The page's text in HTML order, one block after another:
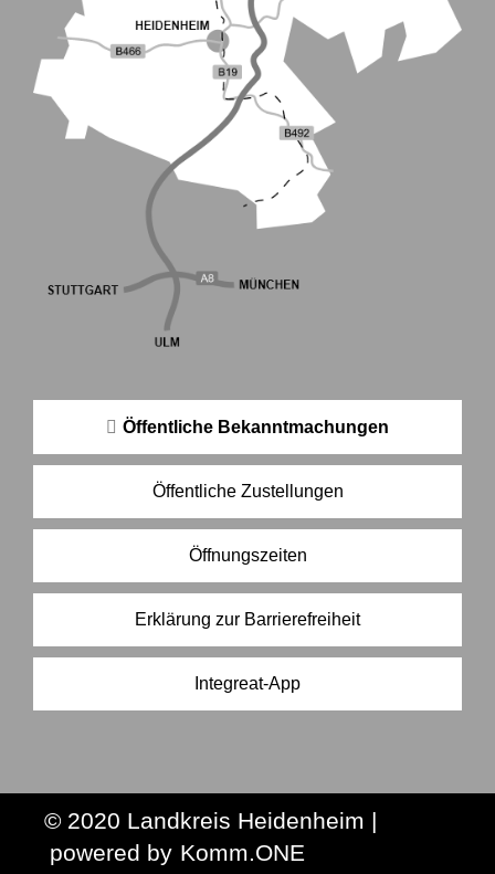
Öffentliche Bekanntmachungen
Öffentliche Zustellungen
Öffnungszeiten
Erklärung zur Barrierefreiheit
Integreat-App
© 2020 Landkreis Heidenheim |
powered by Komm.ONE